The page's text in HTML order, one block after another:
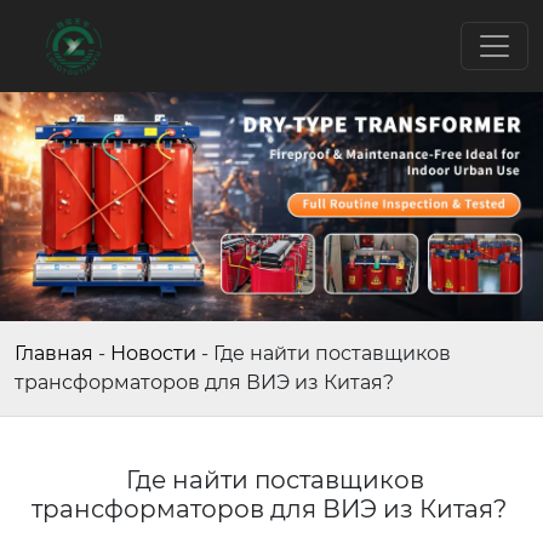
Главная - Новости - Где найти поставщиков
трансформаторов для ВИЭ из Китая?
Где найти поставщиков
трансформаторов для ВИЭ из Китая?